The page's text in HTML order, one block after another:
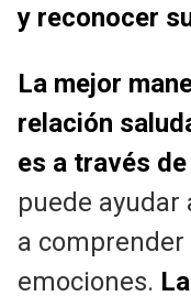
y reconocer
La mejor
relación
es a través
puede ayudar
a
emociones.